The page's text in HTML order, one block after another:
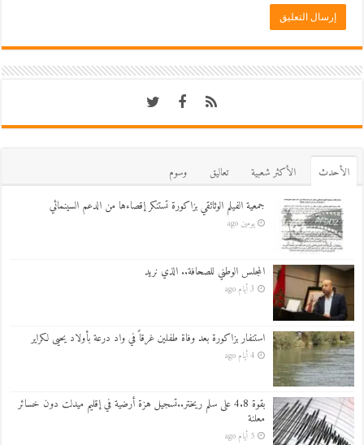
اﻷحدث اﻷكثر شعبية تعاليق
وسوم
جمعية الفيلم الوثائقي بزاكورة تستنكر إقصاءها من الدعم السينمائي
يومين ago
المجلس الوطني للصحافة.. الذي نريد
3 أيام ago
استنفار بزاكورة بعد وفاة طفلين غرقاً في واد درعة بأولاد يحيى لكراير
4 أيام ago
بقوة 4.8 على سلم ريختر..تسجيل هزة أرضية في إقليم ميدلت دون خسائر
معلنة
5 أيام ago